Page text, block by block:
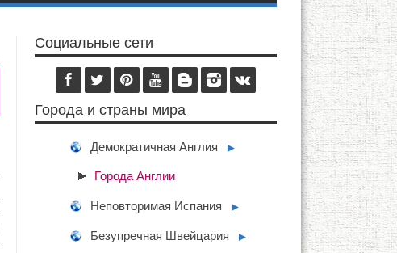
Социальные сети
Города и страны мира
Демократичная Англия ►
Города Англии
Неповторимая Испания ►
Безупречная Швейцария ►